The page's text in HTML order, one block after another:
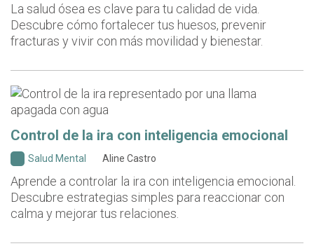
La salud ósea es clave para tu calidad de vida.
Descubre cómo fortalecer tus huesos, prevenir
fracturas y vivir con más movilidad y bienestar.
Control de la ira con inteligencia emocional
Salud Mental Aline Castro
Aprende a controlar la ira con inteligencia emocional.
Descubre estrategias simples para reaccionar con
calma y mejorar tus relaciones.